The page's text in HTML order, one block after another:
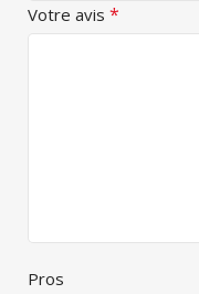
Votre avis *
Pros